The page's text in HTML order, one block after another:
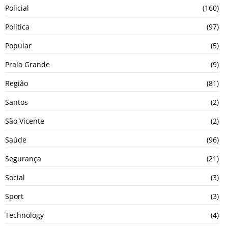
Policial
(160)
Política
(97)
Popular
(5)
Praia Grande
(9)
Região
(81)
Santos
(2)
São Vicente
(2)
Saúde
(96)
Segurança
(21)
Social
(3)
Sport
(3)
Technology
(4)